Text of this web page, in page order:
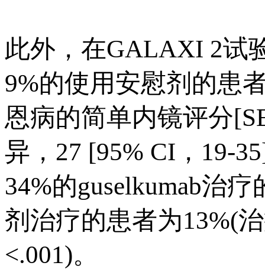
此外，在GALAXI 2试
9%的使用安慰剂的患
恩病的简单内镜评分
异，27 [95% CI，19-
34%的guselkumab治
剂治疗的患者为13%(
<.001)。